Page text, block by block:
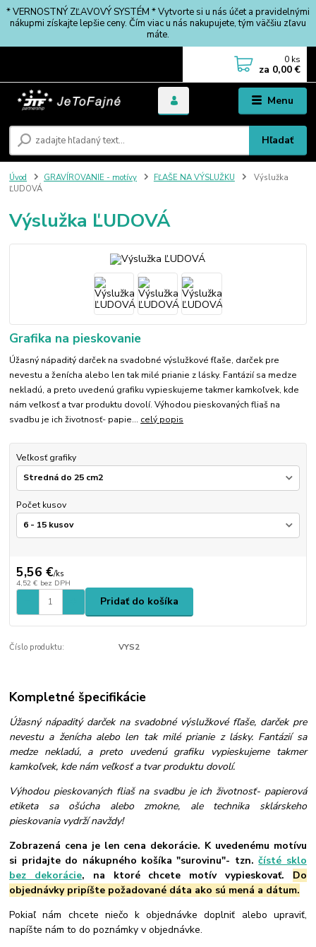
* VERNOSTNÝ ZĽAVOVÝ SYSTÉM * Vytvorte si u nás účet a pravidelnými
nákupmi získajte lepšie ceny. Čím viac u nás nakupujete, tým väčšiu zľavu
máte.
Menu
Hľadať
0 ks
za 0,00 €
Úvod GRAVÍROVANIE - motívy FĽAŠE NA VÝSLUŽKU
Výslužka
ĽUDOVÁ
Výslužka ĽUDOVÁ
Grafika na pieskovanie
Úžasný nápaditý darček na svadobné výslužkové fľaše, darček pre
nevestu a ženícha alebo len tak milé prianie z lásky. Fantázií sa medze
nekladú, a preto uvedenú grafiku vypieskujeme takmer kamkoľvek, kde
nám veľkosť a tvar produktu dovolí. Výhodou pieskovaných fliaš na
svadbu je ich životnosť- papie... celý popis
Veľkosť grafiky
Počet kusov
5,56 €/ks
4,52 € bez DPH
Pridať do košíka
Číslo produktu: VYS2
Kompletné špecifikácie
Úžasný nápaditý darček na svadobné výslužkové fľaše, darček pre
nevestu a ženícha alebo len tak milé prianie z lásky. Fantázií sa
medze nekladú, a preto uvedenú grafiku vypieskujeme takmer
kamkoľvek, kde nám veľkosť a tvar produktu dovolí.
Výhodou pieskovaných fliaš na svadbu je ich životnosť- papierová
etiketa sa ošúcha alebo zmokne, ale technika sklárskeho
pieskovania vydrží navždy!
Zobrazená cena je len cena dekorácie. K uvedenému motívu
si pridajte do nákupného košíka "surovinu"- tzn.čísté sklo
bez dekorácie, na ktoré chcete motív vypieskovať. Do
objednávky pripíšte požadované dáta ako sú mená a dátum.
Pokiaľ nám chcete niečo k objednávke doplniť alebo upraviť,
napíšte nám to do poznámky v objednávke.